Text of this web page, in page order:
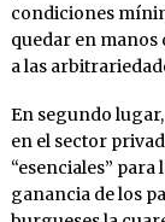
condiciones
quedar en
a las
En segundo
en el sector
“esenciales” para
ganancia de los